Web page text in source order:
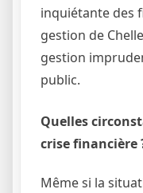
inquiétante des
gestion de
gestion
public.
Quelles
crise financière
Même si la